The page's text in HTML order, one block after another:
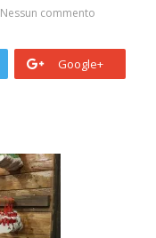
Nessun commento
Google+